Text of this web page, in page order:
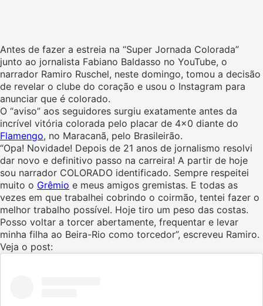
Antes de fazer a estreia na “Super Jornada Colorada”
junto ao jornalista Fabiano Baldasso no YouTube, o
narrador Ramiro Ruschel, neste domingo, tomou a decisão
de revelar o clube do coração e usou o Instagram para
anunciar que é colorado.
O “aviso” aos seguidores surgiu exatamente antes da
incrível vitória colorada pelo placar de 4×0 diante do
Flamengo, no Maracanã, pelo Brasileirão.
“Opa! Novidade! Depois de 21 anos de jornalismo resolvi
dar novo e definitivo passo na carreira! A partir de hoje
sou narrador COLORADO identificado. Sempre respeitei
muito o Grêmio e meus amigos gremistas. E todas as
vezes em que trabalhei cobrindo o coirmão, tentei fazer o
melhor trabalho possível. Hoje tiro um peso das costas.
Posso voltar a torcer abertamente, frequentar e levar
minha filha ao Beira-Rio como torcedor”, escreveu Ramiro.
Veja o post: